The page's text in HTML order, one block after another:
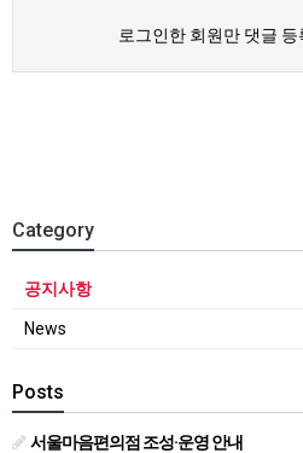
로그인한 회원만 댓글 등
Category
공지사항
News
Posts
서울마음편의점 조성·운영 안내